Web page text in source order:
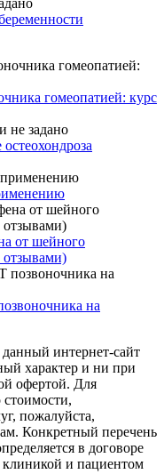
гомеопатией: курс
от шейного
отзывами)
на
интернет-сайт
характер и ни при
офертой. Для
пожалуйста,
Конкретный перечень
в договоре
и пациентом